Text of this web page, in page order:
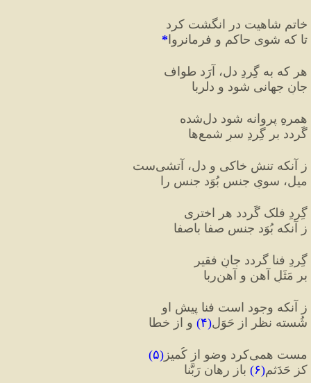
خاتمِ شاهیت در انگشت کرد
تا که شوی حاکم و فرمانروا*
هر که به گِردِ دل، آرَد طواف
جانِ جهانی شود و دلربا
همرهِ پروانه شود دل‌شده
گَردد بر گِردِ سرِ شمع‌ها
ز آنکه تنش خاکی و دل، آتشی‌ست
میل، سویِ جنس بُوَد جنس را
گِردِ فلک گَردد هر اختری
ز آنکه بُوَد جنسِ صفا باصفا
گِردِ فنا گردد جانِ فقیر
بر مَثَلِ آهن و آهن‌ربا
ز آنکه وجود است فنا پیشِ او
شُسته نظر از حَوَل(۴) و از خطا
مست همی‌کرد وضو از کُمیز (۵)
کز حَدَثم(۶) باز رهان رَبَّنا